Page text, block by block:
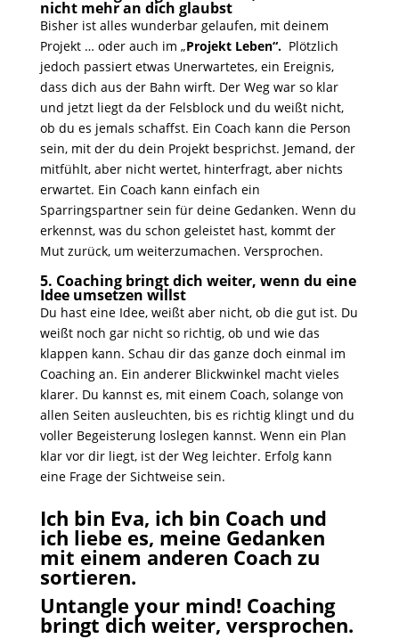
nicht mehr an dich glaubst
Bisher ist alles wunderbar gelaufen, mit deinem
Projekt … oder auch im „Projekt Leben“. Plötzlich
jedoch passiert etwas Unerwartetes, ein Ereignis,
dass dich aus der Bahn wirft. Der Weg war so klar
und jetzt liegt da der Felsblock und du weißt nicht,
ob du es jemals schaffst. Ein Coach kann die Person
sein, mit der du dein Projekt besprichst. Jemand, der
mitfühlt, aber nicht wertet, hinterfragt, aber nichts
erwartet. Ein Coach kann einfach ein
Sparringspartner sein für deine Gedanken. Wenn du
erkennst, was du schon geleistet hast, kommt der
Mut zurück, um weiterzumachen. Versprochen.
5. Coaching bringt dich weiter, wenn du eine
Idee umsetzen willst
Du hast eine Idee, weißt aber nicht, ob die gut ist. Du
weißt noch gar nicht so richtig, ob und wie das
klappen kann. Schau dir das ganze doch einmal im
Coaching an. Ein anderer Blickwinkel macht vieles
klarer. Du kannst es, mit einem Coach, solange von
allen Seiten ausleuchten, bis es richtig klingt und du
voller Begeisterung loslegen kannst. Wenn ein Plan
klar vor dir liegt, ist der Weg leichter. Erfolg kann
eine Frage der Sichtweise sein.
Ich bin Eva, ich bin Coach und
ich liebe es, meine Gedanken
mit einem anderen Coach zu
sortieren.
Untangle your mind! Coaching
bringt dich weiter, versprochen.